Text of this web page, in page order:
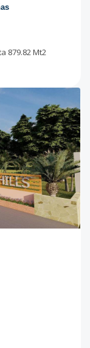
879.82Mt2